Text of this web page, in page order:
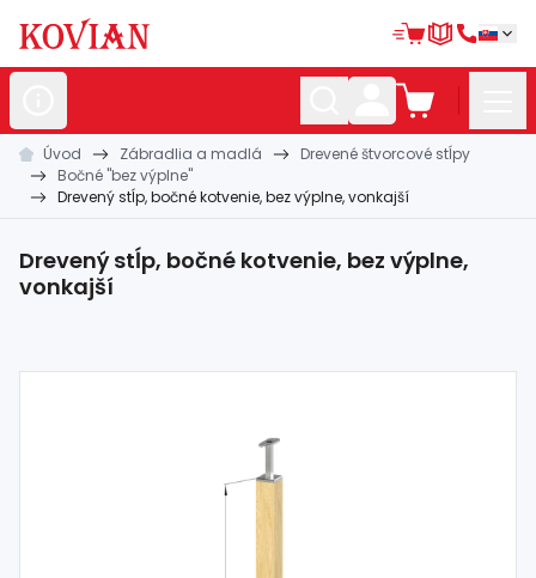
Nerezovépolotovary
Hliníkovépolotovary
Kovanépolotovary
Zábradlia a
Úvod Zábradlia a madlá
Drevené štvorcové stĺpy
Bočné "bez výplne"
Drevený stĺp, bočné kotvenie, bez výplne, vonkajší
Drevený stĺp, bočné kotvenie, bez výplne,
vonkajší